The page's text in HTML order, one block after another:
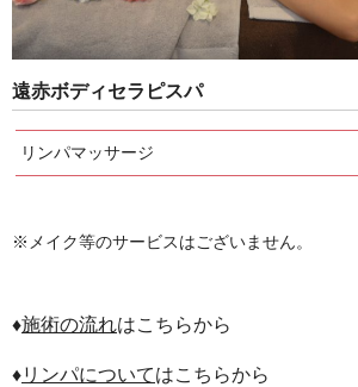
遠赤ボディセラピスパ
リンパマッサージ
※メイク等のサービスはございません。
♦施術の流れはこちらから
♦リンパについてはこちらから